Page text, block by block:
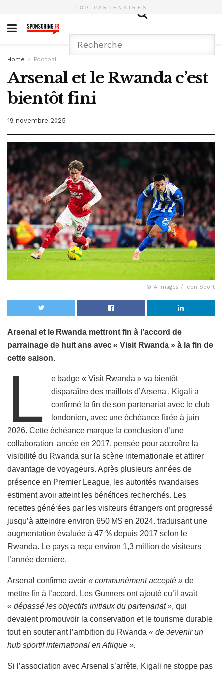
TOP PARTENAIRES
Home Football
Arsenal et le Rwanda c’est
bientôt fini
19 novembre 2025
©PA Images / Icon Sport
Arsenal et le Rwanda mettront fin à l’accord de
parrainage de huit ans avec « Visit Rwanda » à la fin de
cette saison.
L
e badge « Visit Rwanda » va bientôt
disparaître des maillots d’Arsenal. Kigali a
confirmé la fin de son partenariat avec le club
londonien, avec une échéance fixée à juin
2026. Cette échéance marque la conclusion d’une
collaboration lancée en 2017, pensée pour accroître la
visibilité du Rwanda sur la scène internationale et attirer
davantage de voyageurs. Après plusieurs années de
présence en Premier League, les autorités rwandaises
estiment avoir atteint les bénéfices recherchés. Les
recettes générées par les visiteurs étrangers ont progressé
jusqu’à atteindre environ 650 M$ en 2024, traduisant une
augmentation évaluée à 47 % depuis 2017 selon le
Rwanda. Le pays a reçu environ 1,3 million de visiteurs
l’année dernière.
Arsenal confirme avoir « communément accepté » de
mettre fin à l’accord. Les Gunners ont ajouté qu’il avait
« dépassé les objectifs initiaux du partenariat », qui
devaient promouvoir la conservation et le tourisme durable
tout en soutenant l’ambition du Rwanda « de devenir un
hub sportif international en Afrique ».
Si l’association avec Arsenal s’arrête, Kigali ne stoppe pas